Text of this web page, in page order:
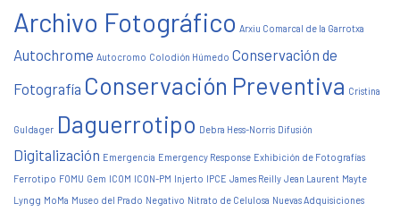
Archivo Fotográfico Arxiu Comarcal de la Garrotxa
Autochrome Autocromo Colodión Húmedo Conservación de
Fotografía Conservación Preventiva Cristina
Guldager Daguerrotipo Debra Hess-Norris Difusión
Digitalización Emergencia Emergency Response Exhibición de Fotografías
Ferrotipo FOMU Gem ICOM ICON-PM Injerto IPCE James Reilly Jean Laurent Mayte
Lyngg MoMa Museo del Prado Negativo Nitrato de Celulosa Nuevas Adquisiciones